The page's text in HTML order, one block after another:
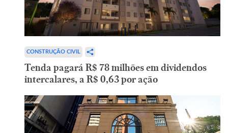
CONSTRUÇÃO CIVIL
Tenda pagará R$ 78 milhões em dividendos
intercalares, a R$ 0,63 por ação